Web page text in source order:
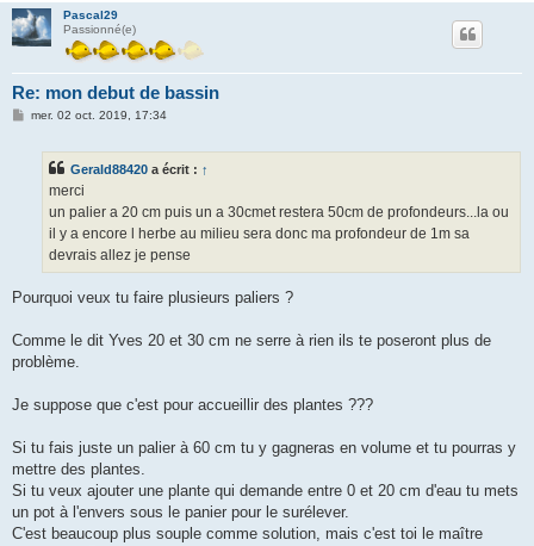
Pascal29
Passionné(e)
Re: mon debut de bassin
Mmer. 02 oct. 2019, 17:34
Gerald88420 a écrit : ↑
merci
un palier a 20 cm puis un a 30cmet restera 50cm de profondeurs...la ou
il y a encore l herbe au milieu sera donc ma profondeur de 1m sa
devrais allez je pense
Pourquoi veux tu faire plusieurs paliers ?
Comme le dit Yves 20 et 30 cm ne serre à rien ils te poseront plus de
problème.
Je suppose que c'est pour accueillir des plantes ???
Si tu fais juste un palier à 60 cm tu y gagneras en volume et tu pourras y
mettre des plantes.
Si tu veux ajouter une plante qui demande entre 0 et 20 cm d'eau tu mets
un pot à l'envers sous le panier pour le surélever.
C'est beaucoup plus souple comme solution, mais c'est toi le maître